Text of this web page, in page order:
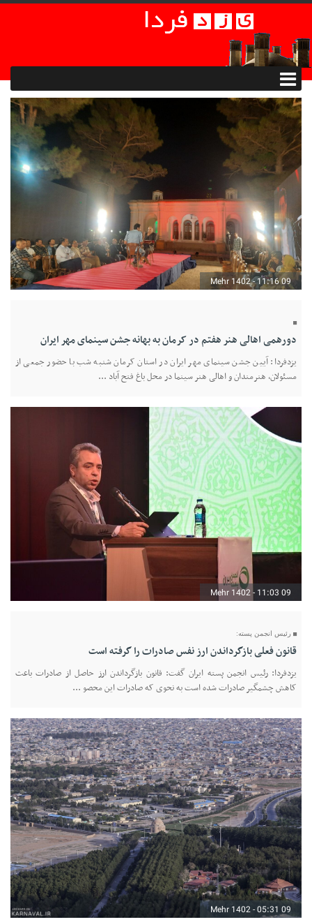
09 Mehr 1402 - 11:16
دورهمی اهالی هنر هفتم در کرمان به بهانه جشن سینمای مهر ایران
یزدفردا: آیین جشن سینمای مهر ایران در استان کرمان شنبه شب با حضور جمعی از
مسئولان، هنرمندان و اهالی هنر سینما در محل باغ فتح آباد ...
09 Mehr 1402 - 11:03
رئیس انجمن پسته:
قانون فعلی بازگرداندن ارز نفس صادرات را گرفته است
یزدفردا: رئیس انجمن پسته ایران گفت: قانون بازگرداندن ارز حاصل از صادرات باعث
کاهش چشمگیر صادرات شده است به نحوی که صادرات این محصو ...
09 Mehr 1402 - 05:31